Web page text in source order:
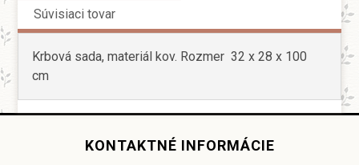
Súvisiaci tovar
Krbová sada, materiál kov. Rozmer 32 x 28 x 100
cm
KONTAKTNÉ INFORMÁCIE